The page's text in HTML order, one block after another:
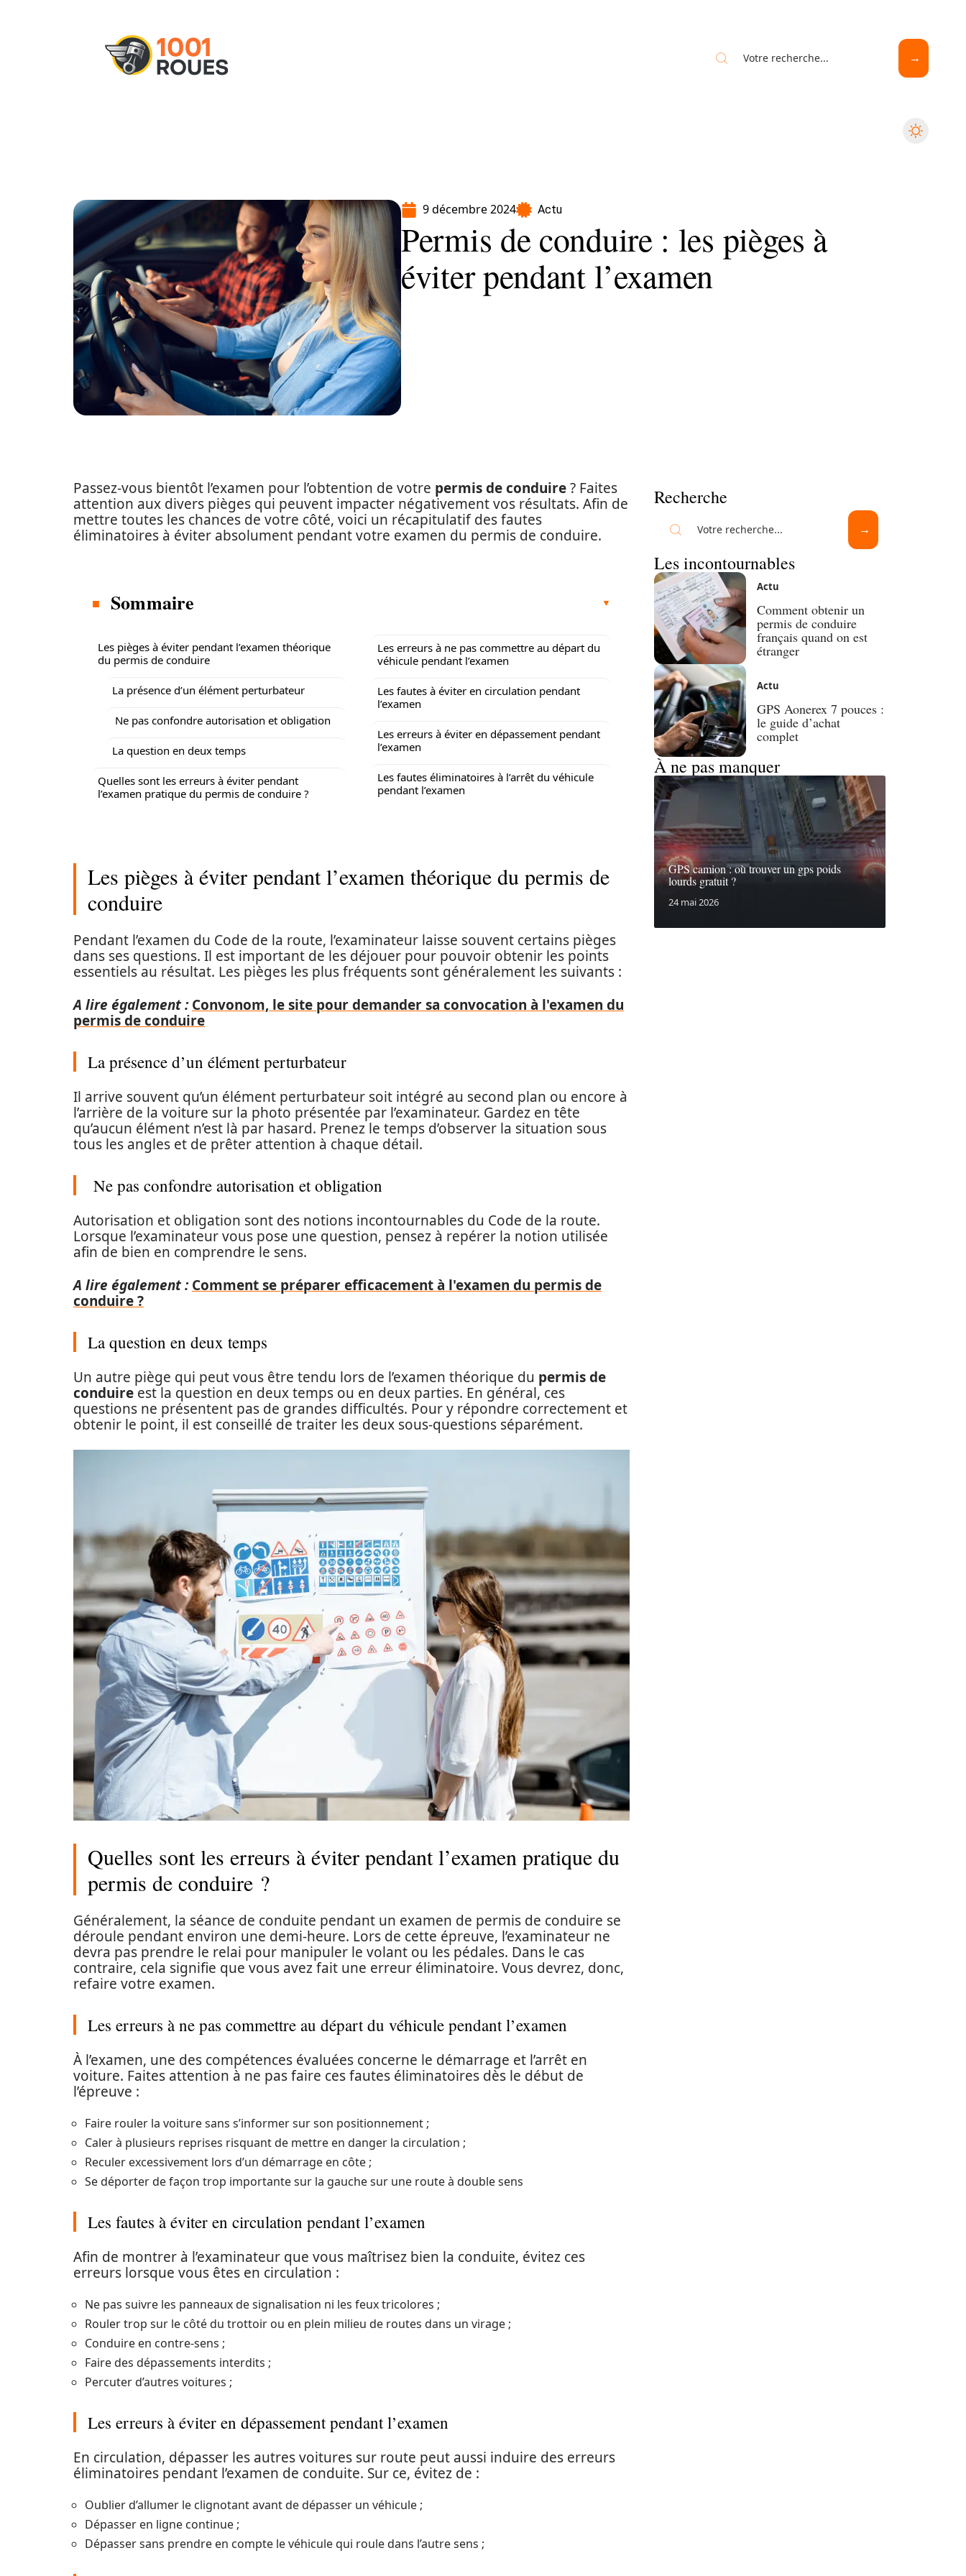
9 décembre 2024 Actu
Permis de conduire : les pièges à
éviter pendant l’examen
Passez-vous bientôt l’examen pour l’obtention de votre permis de conduire? Faites
attention aux divers pièges qui peuvent impacter négativement vos résultats. Afin de
mettre toutes les chances de votre côté, voici un récapitulatif des fautes
éliminatoires à éviter absolument pendant votre examen du permis de conduire.
Sommaire
Les pièges à éviter pendant l’examen théorique
du permis de conduire
La présence d’un élément perturbateur
Ne pas confondre autorisation et obligation
La question en deux temps
Quelles sont les erreurs à éviter pendant
l’examen pratique du permis de conduire ?
Les erreurs à ne pas commettre au départ du
véhicule pendant l’examen
Les fautes à éviter en circulation pendant
l’examen
Les erreurs à éviter en dépassement pendant
l’examen
Les fautes éliminatoires à l’arrêt du véhicule
pendant l’examen
Les pièges à éviter pendant l’examen théorique du permis de
conduire
Pendant l’examen du Code de la route, l’examinateur laisse souvent certains pièges
dans ses questions. Il est important de les déjouer pour pouvoir obtenir les points
essentiels au résultat. Les pièges les plus fréquents sont généralement les suivants :
A lire également : Convonom, le site pour demander sa convocation à l'examen du
permis de conduire
La présence d’un élément perturbateur
Il arrive souvent qu’un élément perturbateur soit intégré au second plan ou encore à
l’arrière de la voiture sur la photo présentée par l’examinateur. Gardez en tête
qu’aucun élément n’est là par hasard. Prenez le temps d’observer la situation sous
tous les angles et de prêter attention à chaque détail.
Ne pas confondre autorisation et obligation
Autorisation et obligation sont des notions incontournables du Code de la route.
Lorsque l’examinateur vous pose une question, pensez à repérer la notion utilisée
afin de bien en comprendre le sens.
A lire également : Comment se préparer efficacement à l'examen du permis de
conduire ?
La question en deux temps
Un autre piège qui peut vous être tendu lors de l’examen théorique du permis de
conduire est la question en deux temps ou en deux parties. En général, ces
questions ne présentent pas de grandes difficultés. Pour y répondre correctement et
obtenir le point, il est conseillé de traiter les deux sous-questions séparément.
Quelles sont les erreurs à éviter pendant l’examen pratique du
permis de conduire ?
Généralement, la séance de conduite pendant un examen de permis de conduire se
déroule pendant environ une demi-heure. Lors de cette épreuve, l’examinateur ne
devra pas prendre le relai pour manipuler le volant ou les pédales. Dans le cas
contraire, cela signifie que vous avez fait une erreur éliminatoire. Vous devrez, donc,
refaire votre examen.
Les erreurs à ne pas commettre au départ du véhicule pendant l’examen
À l’examen, une des compétences évaluées concerne le démarrage et l’arrêt en
voiture. Faites attention à ne pas faire ces fautes éliminatoires dès le début de
l’épreuve :
Faire rouler la voiture sans s’informer sur son positionnement ;
Caler à plusieurs reprises risquant de mettre en danger la circulation ;
Reculer excessivement lors d’un démarrage en côte ;
Se déporter de façon trop importante sur la gauche sur une route à double sens
Les fautes à éviter en circulation pendant l’examen
Afin de montrer à l’examinateur que vous maîtrisez bien la conduite, évitez ces
erreurs lorsque vous êtes en circulation :
Ne pas suivre les panneaux de signalisation ni les feux tricolores ;
Rouler trop sur le côté du trottoir ou en plein milieu de routes dans un virage ;
Conduire en contre-sens ;
Faire des dépassements interdits ;
Percuter d’autres voitures ;
Les erreurs à éviter en dépassement pendant l’examen
En circulation, dépasser les autres voitures sur route peut aussi induire des erreurs
éliminatoires pendant l’examen de conduite. Sur ce, évitez de :
Oublier d’allumer le clignotant avant de dépasser un véhicule ;
Dépasser en ligne continue ;
Dépasser sans prendre en compte le véhicule qui roule dans l’autre sens ;
Recherche
Les incontournables
Actu
Comment obtenir un
permis de conduire
français quand on est
étranger
Actu
GPS Aonerex 7 pouces :
le guide d’achat
complet
À ne pas manquer
GPS camion : où trouver un gps poids
lourds gratuit ?
24 mai 2026